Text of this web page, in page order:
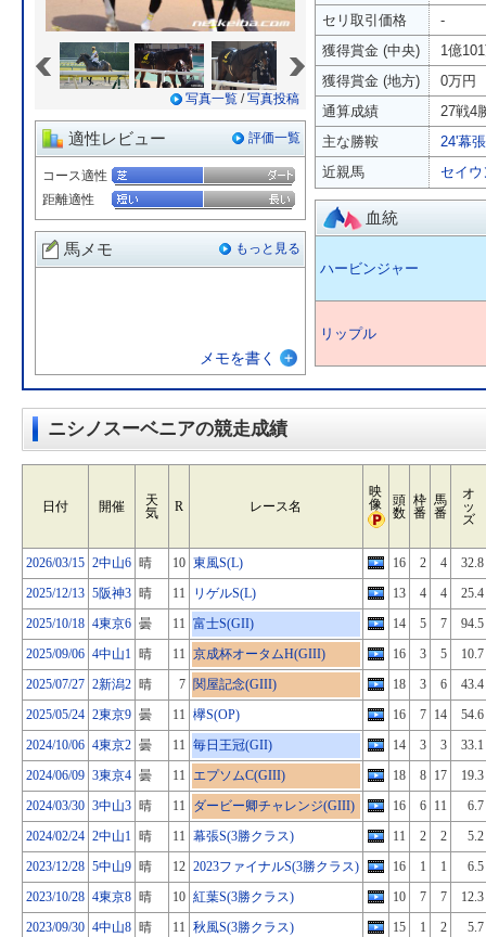
写真一覧 /写真投稿
適性レビュー 評価一覧
コース適性
距離適性
馬メモ もっと見る
メモを書く
セリ取引価格
-
獲得賞金 (中央)
1億
獲得賞金 (地方)
0万円
通算成績
27戦4
主な勝鞍
24'幕
近親馬
セイ
血統
ハービンジャー
リップル
ニシノスーベニアの競走成績
日付 開催
天
気
R レース名
映
像
頭
数
枠
番
馬
番
オ
ッ
ズ
2026/03/15 2中山6 晴 10 東風S(L) 16 2 4
32.8
2025/12/13 5阪神3 晴 11 リゲルS(L) 13 4 4
25.4
2025/10/18 4東京6 曇 11 富士S(GII) 14 5 7
94.5
2025/09/06 4中山1 晴 11 京成杯オータムH(GIII) 16 3 5
10.7
2025/07/27 2新潟2 晴 7 関屋記念(GIII) 18 3 6
43.4
2025/05/24 2東京9 曇 11 欅S(OP) 16 7 14
54.6
2024/10/06 4東京2 曇 11 毎日王冠(GII) 14 3 3
33.1
2024/06/09 3東京4 曇 11 エプソムC(GIII) 18 8 17
19.3
2024/03/30 3中山3 晴 11 ダービー卿チャレンジ(GIII) 16 6 11
6.7
2024/02/24 2中山1 晴 11 幕張S(3勝クラス) 11 2 2
5.2
2023/12/28 5中山9 晴 12 2023ファイナルS(3勝クラス) 16 1 1
6.5
2023/10/28 4東京8 晴 10 紅葉S(3勝クラス) 10 7 7
12.3
2023/09/30 4中山8 晴 11 秋風S(3勝クラス) 15 1 2
5.7